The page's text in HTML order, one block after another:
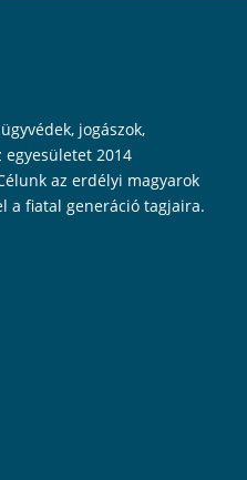
jogászok,
egyesületet 2014
az erdélyi magyarok
a fiatal generáció tagjaira.